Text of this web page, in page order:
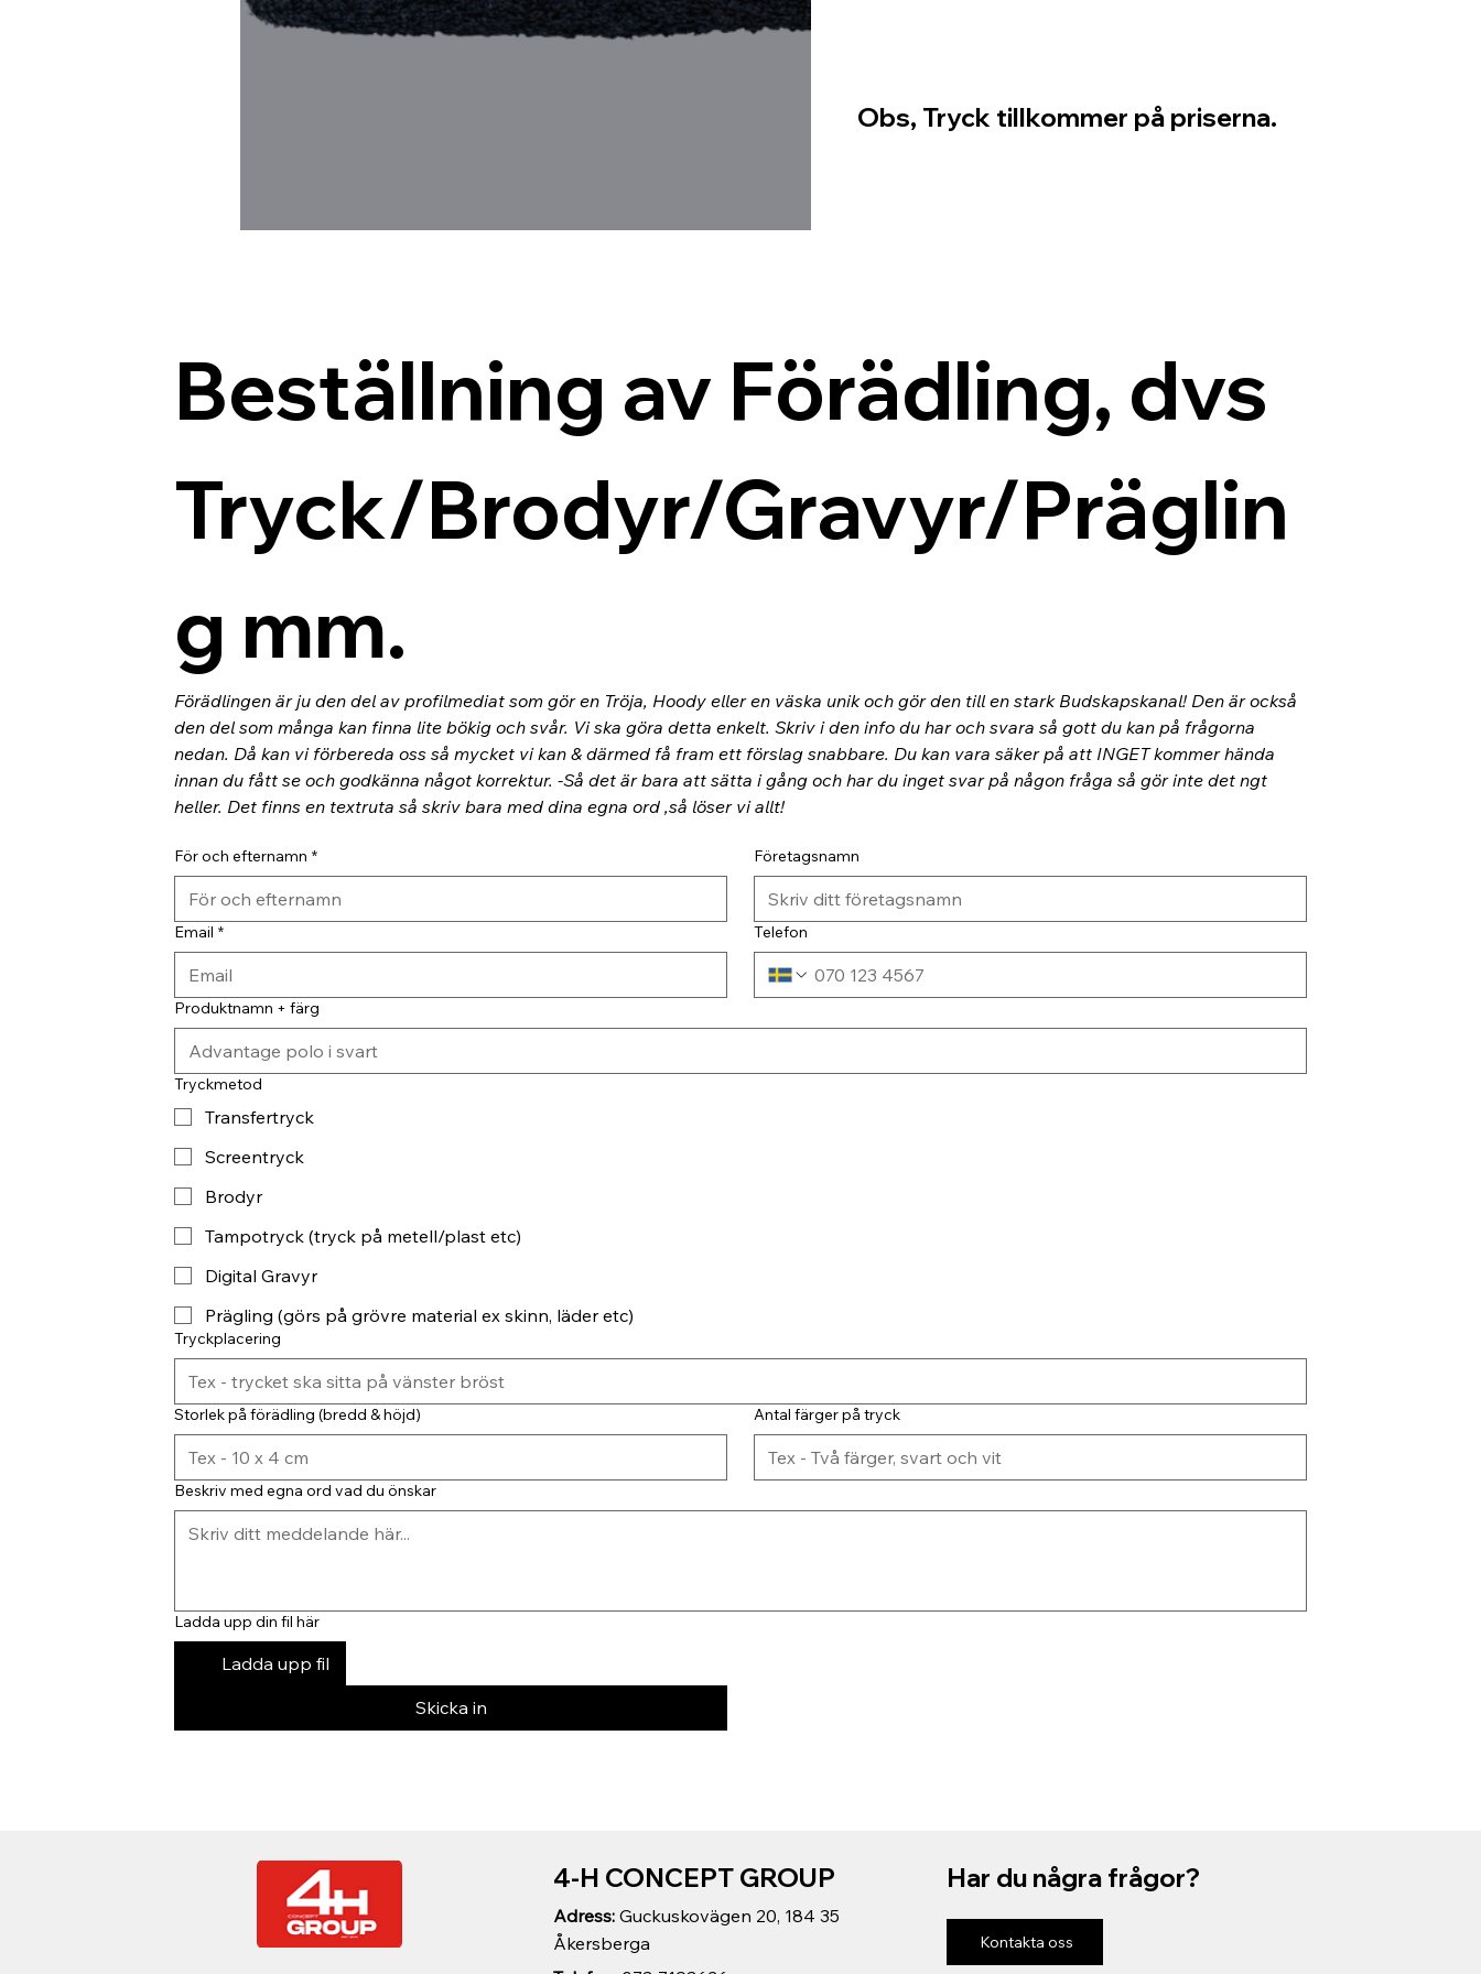
Obs, Tryck tillkommer på priserna.
Beställning av Förädling, dvs
Tryck/Brodyr/Gravyr/Präglin
g mm.
Förädlingen är ju den del av profilmediat som gör en Tröja, Hoody eller en väska unik och gör den till en stark Budskapskanal! Den är också
den del som många kan finna lite bökig och svår. Vi ska göra detta enkelt. Skriv i den info du har och svara så gott du kan på frågorna
nedan. Då kan vi förbereda oss så mycket vi kan & därmed få fram ett förslag snabbare. Du kan vara säker på att INGET kommer hända
innan du fått se och godkänna något korrektur. -Så det är bara att sätta i gång och har du inget svar på någon fråga så gör inte det ngt
heller. Det finns en textruta så skriv bara med dina egna ord ,så löser vi allt!
För och efternamn * Företagsnamn
Email * Telefon
Produktnamn + färg
Tryckmetod
Transfertryck
Screentryck
Brodyr
Tampotryck (tryck på metell/plast etc)
Digital Gravyr
Prägling (görs på grövre material ex skinn, läder etc)
Tryckplacering
Storlek på förädling (bredd & höjd) Antal färger på tryck
Beskriv med egna ord vad du önskar
Ladda upp din fil här
Ladda upp fil
Skicka in
Adress: Guckuskovägen 20, 184 35
Åkersberga
4-H CONCEPT GROUP Har du några frågor?
Kontakta oss